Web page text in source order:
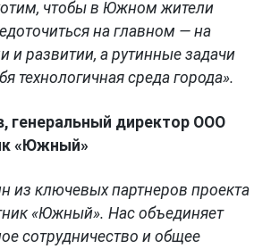
чтобы в Южном жители
на главном — на
и развитии, а рутинные задачи
технологичная среда города».
генеральный директор ООО
«Южный»
из ключевых партнеров проекта
«Южный». Нас объединяет
сотрудничество и общее